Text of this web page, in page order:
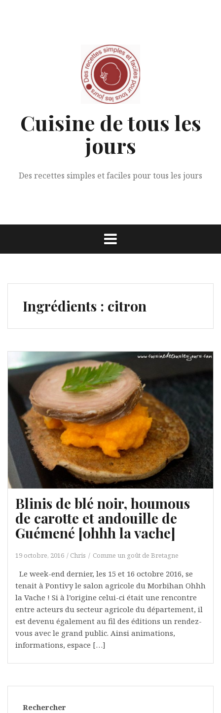
Cuisine de tous les
jours
Des recettes simples et faciles pour tous les jours
Ingrédients : citron
Blinis de blé noir, houmous
de carotte et andouille de
Guémené [ohhh la vache]
19 octobre, 2016 Chris Comme un goût de Bretagne
Le week-end dernier, les 15 et 16 octobre 2016, se
tenait à Pontivy le salon agricole du Morbihan Ohhh
la Vache ! Si à l’origine celui-ci était une rencontre
entre acteurs du secteur agricole du département, il
est devenu également au fil des éditions un rendez-
vous avec le grand public. Ainsi animations,
informations, espace […]
Rechercher